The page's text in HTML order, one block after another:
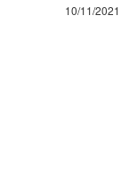
10/11/2021